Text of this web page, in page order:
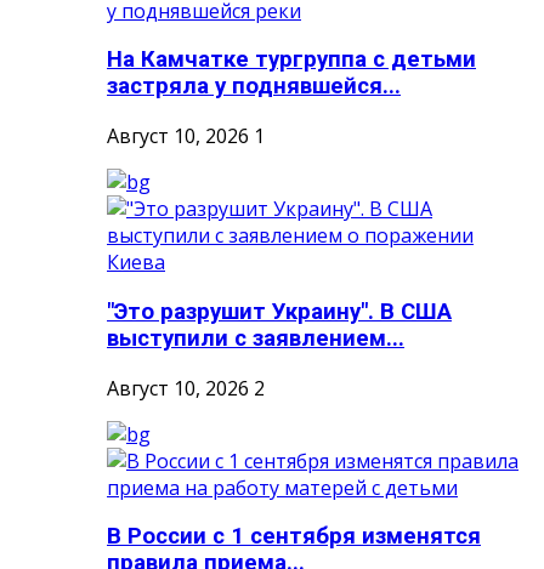
На Камчатке тургруппа с детьми
застряла у поднявшейся...
Август 10, 2026 1
"Это разрушит Украину". В США
выступили с заявлением...
Август 10, 2026 2
В России с 1 сентября изменятся
правила приема...